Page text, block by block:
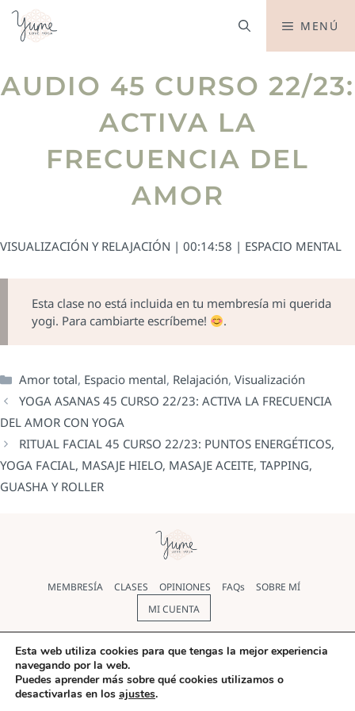
MENÚ
AUDIO 45 CURSO 22/23:
ACTIVA LA
FRECUENCIA DEL
AMOR
VISUALIZACIÓN Y RELAJACIÓN | 00:14:58 | ESPACIO MENTAL
Esta clase no está incluida en tu membresía mi querida
yogi. Para cambiarte escríbeme!
.
Amor total, Espacio mental, Relajación, Visualización
YOGA ASANAS 45 CURSO 22/23: ACTIVA LA FRECUENCIA
DEL AMOR CON YOGA
RITUAL FACIAL 45 CURSO 22/23: PUNTOS ENERGÉTICOS,
YOGA FACIAL, MASAJE HIELO, MASAJE ACEITE, TAPPING,
GUASHA Y ROLLER
MEMBRESÍA CLASES OPINIONES FAQs
SOBRE MÍ
MI CUENTA
Política de cookies| Política de Privacidad|Aviso legal|
Términos y condiciones
© Yoga Yume 2026 |Diseño web
Esta web utiliza cookies para que tengas la mejor experiencia
navegando por la web.
Puedes aprender más sobre qué cookies utilizamos o
desactivarlas en los ajustes.